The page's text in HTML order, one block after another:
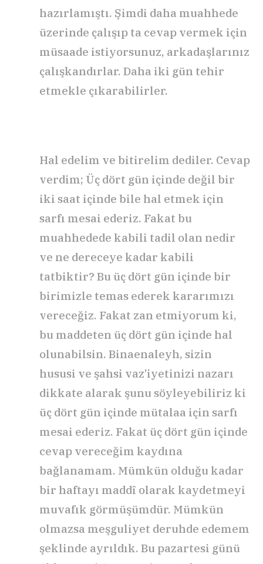
hazırlamıştı. Şimdi daha muahhede
üzerinde çalışıp ta cevap vermek için
müsaade istiyorsunuz, arkadaşlarınız
çalışkandırlar. Daha iki gün tehir
etmekle çıkarabilirler.
Hal edelim ve bitirelim dediler. Cevap
verdim; Üç dört gün içinde değil bir
iki saat içinde bile hal etmek için
sarfı mesai ederiz. Fakat bu
muahhedede kabili tadil olan nedir
ve ne dereceye kadar kabili
tatbiktir? Bu üç dört gün içinde bir
birimizle temas ederek kararımızı
vereceğiz. Fakat zan etmiyorum ki,
bu maddeten üç dört gün içinde hal
olunabilsin. Binaenaleyh, sizin
hususi ve şahsi vaz’iyetinizi nazarı
dikkate alarak şunu söyleyebiliriz ki
üç dört gün içinde mütalaa için sarfı
mesai ederiz. Fakat üç dört gün içinde
cevap vereceğim kaydına
bağlanamam. Mümkün olduğu kadar
bir haftayı maddî olarak kaydetmeyi
muvafık görmüşümdür. Mümkün
olmazsa meşguliyet deruhde edemem
şeklinde ayrıldık. Bu pazartesi günü